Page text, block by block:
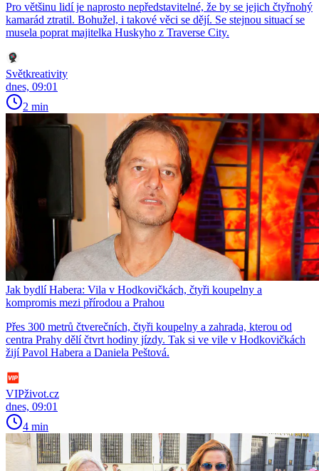
Pro většinu lidí je naprosto nepředstavitelné, že by se jejich čtyřnohý
kamarád ztratil. Bohužel, i takové věci se dějí. Se stejnou situací se
musela poprat majitelka Huskyho z Traverse City.
Světkreativity
dnes, 09:01
2 min
Jak bydlí Habera: Vila v Hodkovičkách, čtyři koupelny a
kompromis mezi přírodou a Prahou
Přes 300 metrů čtverečních, čtyři koupelny a zahrada, kterou od
centra Prahy dělí čtvrt hodiny jízdy. Tak si ve vile v Hodkovičkách
žijí Pavol Habera a Daniela Peštová.
VIPživot.cz
dnes, 09:01
4 min